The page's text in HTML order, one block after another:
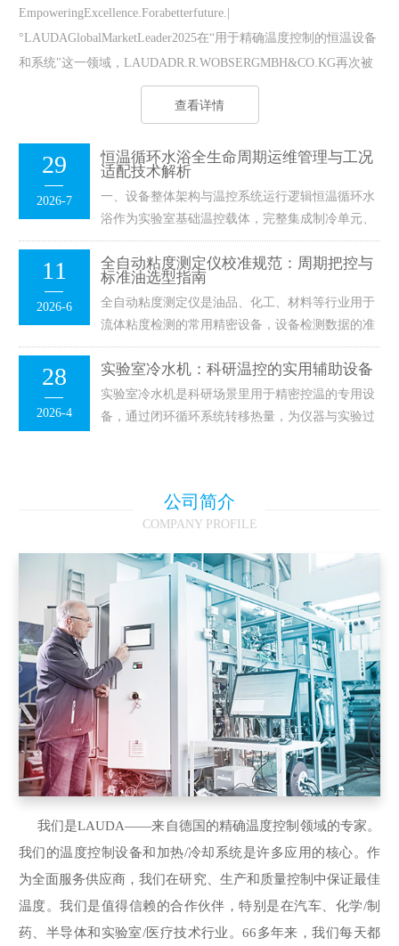
EmpoweringExcellence.Forabetterfuture.|
°LAUDAGlobalMarketLeader2025在“用于精确温度控制的恒温设备
和系统"这一领域，LAUDADR.R.WOBSERGMBH&CO.KG再次被
评为‍‍GlobalMarketLeade...
查看详情
29
2026-7
恒温循环水浴全生命周期运维管理与工况
适配技术解析
一、设备整体架构与温控系统运行逻辑恒温循环水
浴作为实验室基础温控载体，完整集成制冷单元、
加热单元、流体循环单元、电子控制单元与安全防
护单元，整套系统依托闭环反馈...
11
2026-6
全自动粘度测定仪校准规范：周期把控与
标准油选型指南
全自动粘度测定仪是油品、化工、材料等行业用于
流体粘度检测的常用精密设备，设备检测数据的准
确性，直接影响样品检测结果的有效性与实验数据
的统一性。在设备日常使用过程...
28
2026-4
实验室冷水机：科研温控的实用辅助设备
实验室冷水机是科研场景里用于精密控温的专用设
备，通过闭环循环系统转移热量，为仪器与实验过
公司简介
COMPANY PROFILE
我们是LAUDA——来自德国的精确温度控制领域的专家。
我们的温度控制设备和加热/冷却系统是许多应用的核心。作
为全面服务供应商，我们在研究、生产和质量控制中保证最佳
温度。我们是值得信赖的合作伙伴，特别是在汽车、化学/制
药、半导体和实验室/医疗技术行业。66多年来，我们每天都